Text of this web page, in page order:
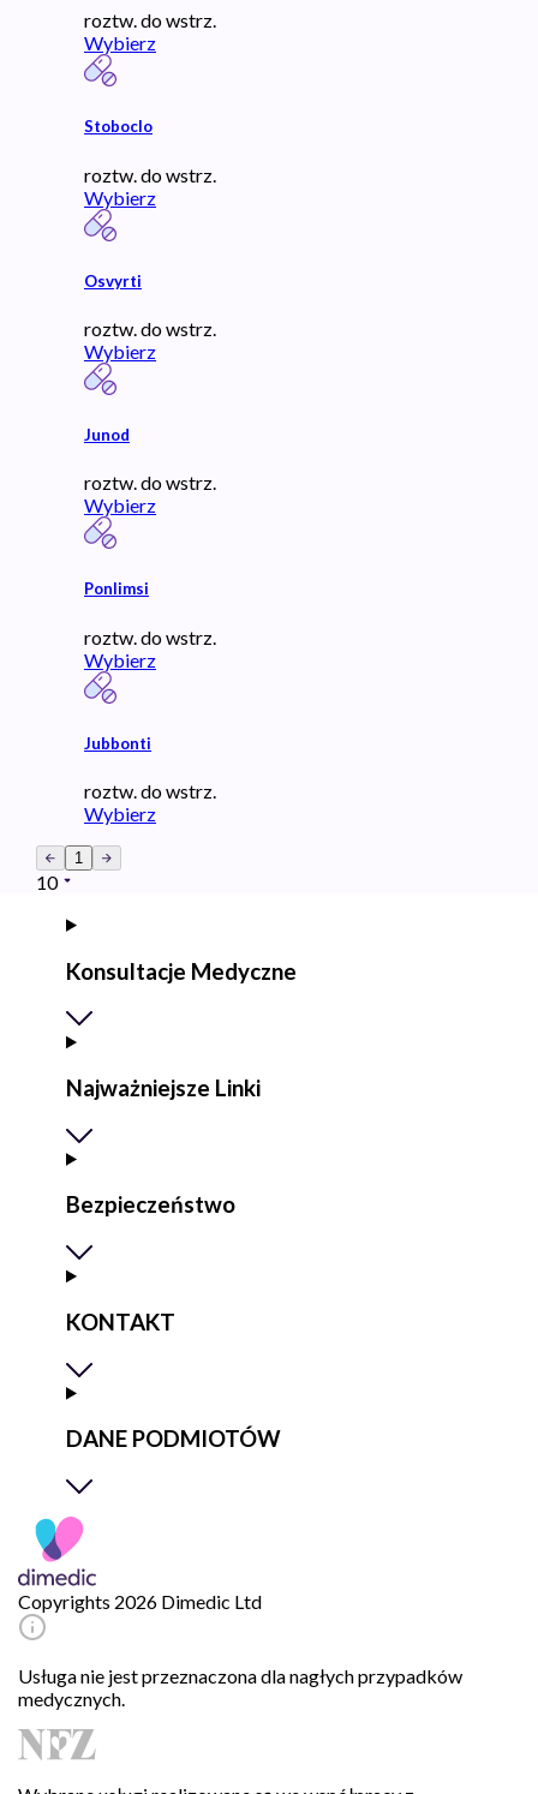
roztw. do wstrz.
Wybierz
Stoboclo
roztw. do wstrz.
Wybierz
Osvyrti
roztw. do wstrz.
Wybierz
Junod
roztw. do wstrz.
Wybierz
Ponlimsi
roztw. do wstrz.
Wybierz
Jubbonti
roztw. do wstrz.
Wybierz
1
10
Konsultacje Medyczne
Najważniejsze Linki
Bezpieczeństwo
KONTAKT
DANE PODMIOTÓW
Copyrights 2026 Dimedic Ltd
Usługa nie jest przeznaczona dla nagłych przypadków
medycznych.